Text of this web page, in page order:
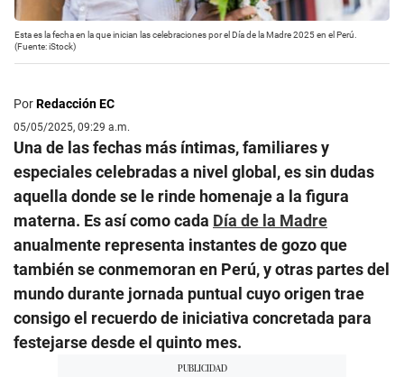
Esta es la fecha en la que inician las celebraciones por el Día de la Madre 2025 en el Perú.
(Fuente: iStock)
PorRedacción EC
05/05/2025, 09:29 a.m.
Una de las fechas más íntimas, familiares y
especiales celebradas a nivel global, es sin dudas
aquella donde se le rinde homenaje a la figura
materna. Es así como cada Día de la Madre
anualmente representa instantes de gozo que
también se conmemoran en Perú, y otras partes del
mundo durante jornada puntual cuyo origen trae
consigo el recuerdo de iniciativa concretada para
festejarse desde el quinto mes.